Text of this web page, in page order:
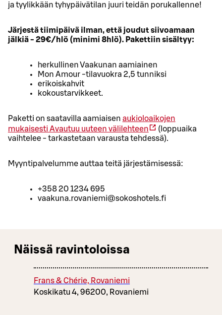
ja tyylikkään tyhypäivätilan juuri teidän porukallenne!
Järjestä tiimipäivä ilman, että joudut siivoamaan
jälkiä - 29€/hlö (minimi 8hlö). Pakettiin sisältyy:
herkullinen Vaakunan aamiainen
Mon Amour -tilavuokra 2,5 tunniksi
erikoiskahvit
kokoustarvikkeet.
Paketti on saatavilla aamiaisen aukioloaikojen
mukaisesti Avautuu uuteen välilehteen
(loppuaika
vaihtelee - tarkastetaan varausta tehdessä).
Myyntipalvelumme auttaa teitä järjestämisessä:
+358 20 1234 695
vaakuna.rovaniemi@sokoshotels.fi
Näissä ravintoloissa
Frans & Chérie, Rovaniemi
Koskikatu 4, 96200, Rovaniemi